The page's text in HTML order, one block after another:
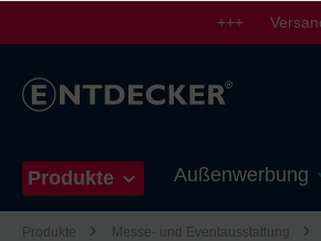
Zur Hauptnavigation springen
+++
Produkte Außenwerbung
Produkte Messe- und Eventausstattung